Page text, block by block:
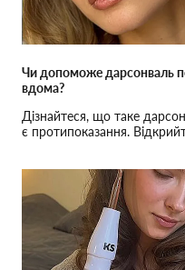
Чи допоможе дарсонваль
вдома?
Дізнайтеся, що таке
є протипоказання.